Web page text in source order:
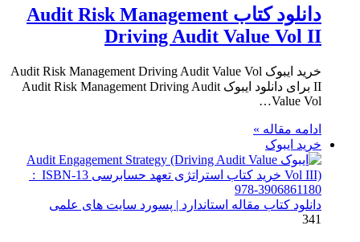
دانلود کتاب Audit Risk Management
Driving Audit Value Vol II
خرید ایبوک Audit Risk Management Driving Audit Value Vol
II برای دانلود ایبوک Audit Risk Management Driving Audit
Value Vol…
ادامه مقاله »
خرید ایبوک
دانلود کتاب مقاله استاندارد | پسورد سایت های علمی
341